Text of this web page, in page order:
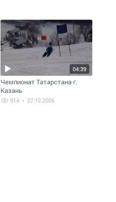
04:39
Чемпионат Татарстана г.
Казань
914 • 27.12.2006